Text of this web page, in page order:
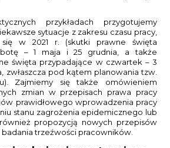
przykładach przygotujemy
sytuacje z zakresu czasu pracy,
w 2021 r. (skutki prawne święta
– 1 maja i 25 grudnia, a także
święta przypadające w czwartek – 3
zwłaszcza pod kątem planowania tzw.
Zajmiemy się także omówieniem
zmian w przepisach prawa pracy
prawidłowego wprowadzenia pracy
stanu zagrożenia epidemicznego lub
propozycją nowych przepisów
trzeźwości pracowników.